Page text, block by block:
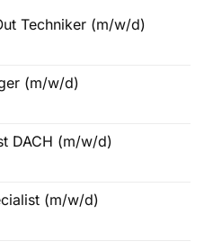
Techniker (m/w/d)
(m/w/d)
DACH (m/w/d)
(m/w/d)